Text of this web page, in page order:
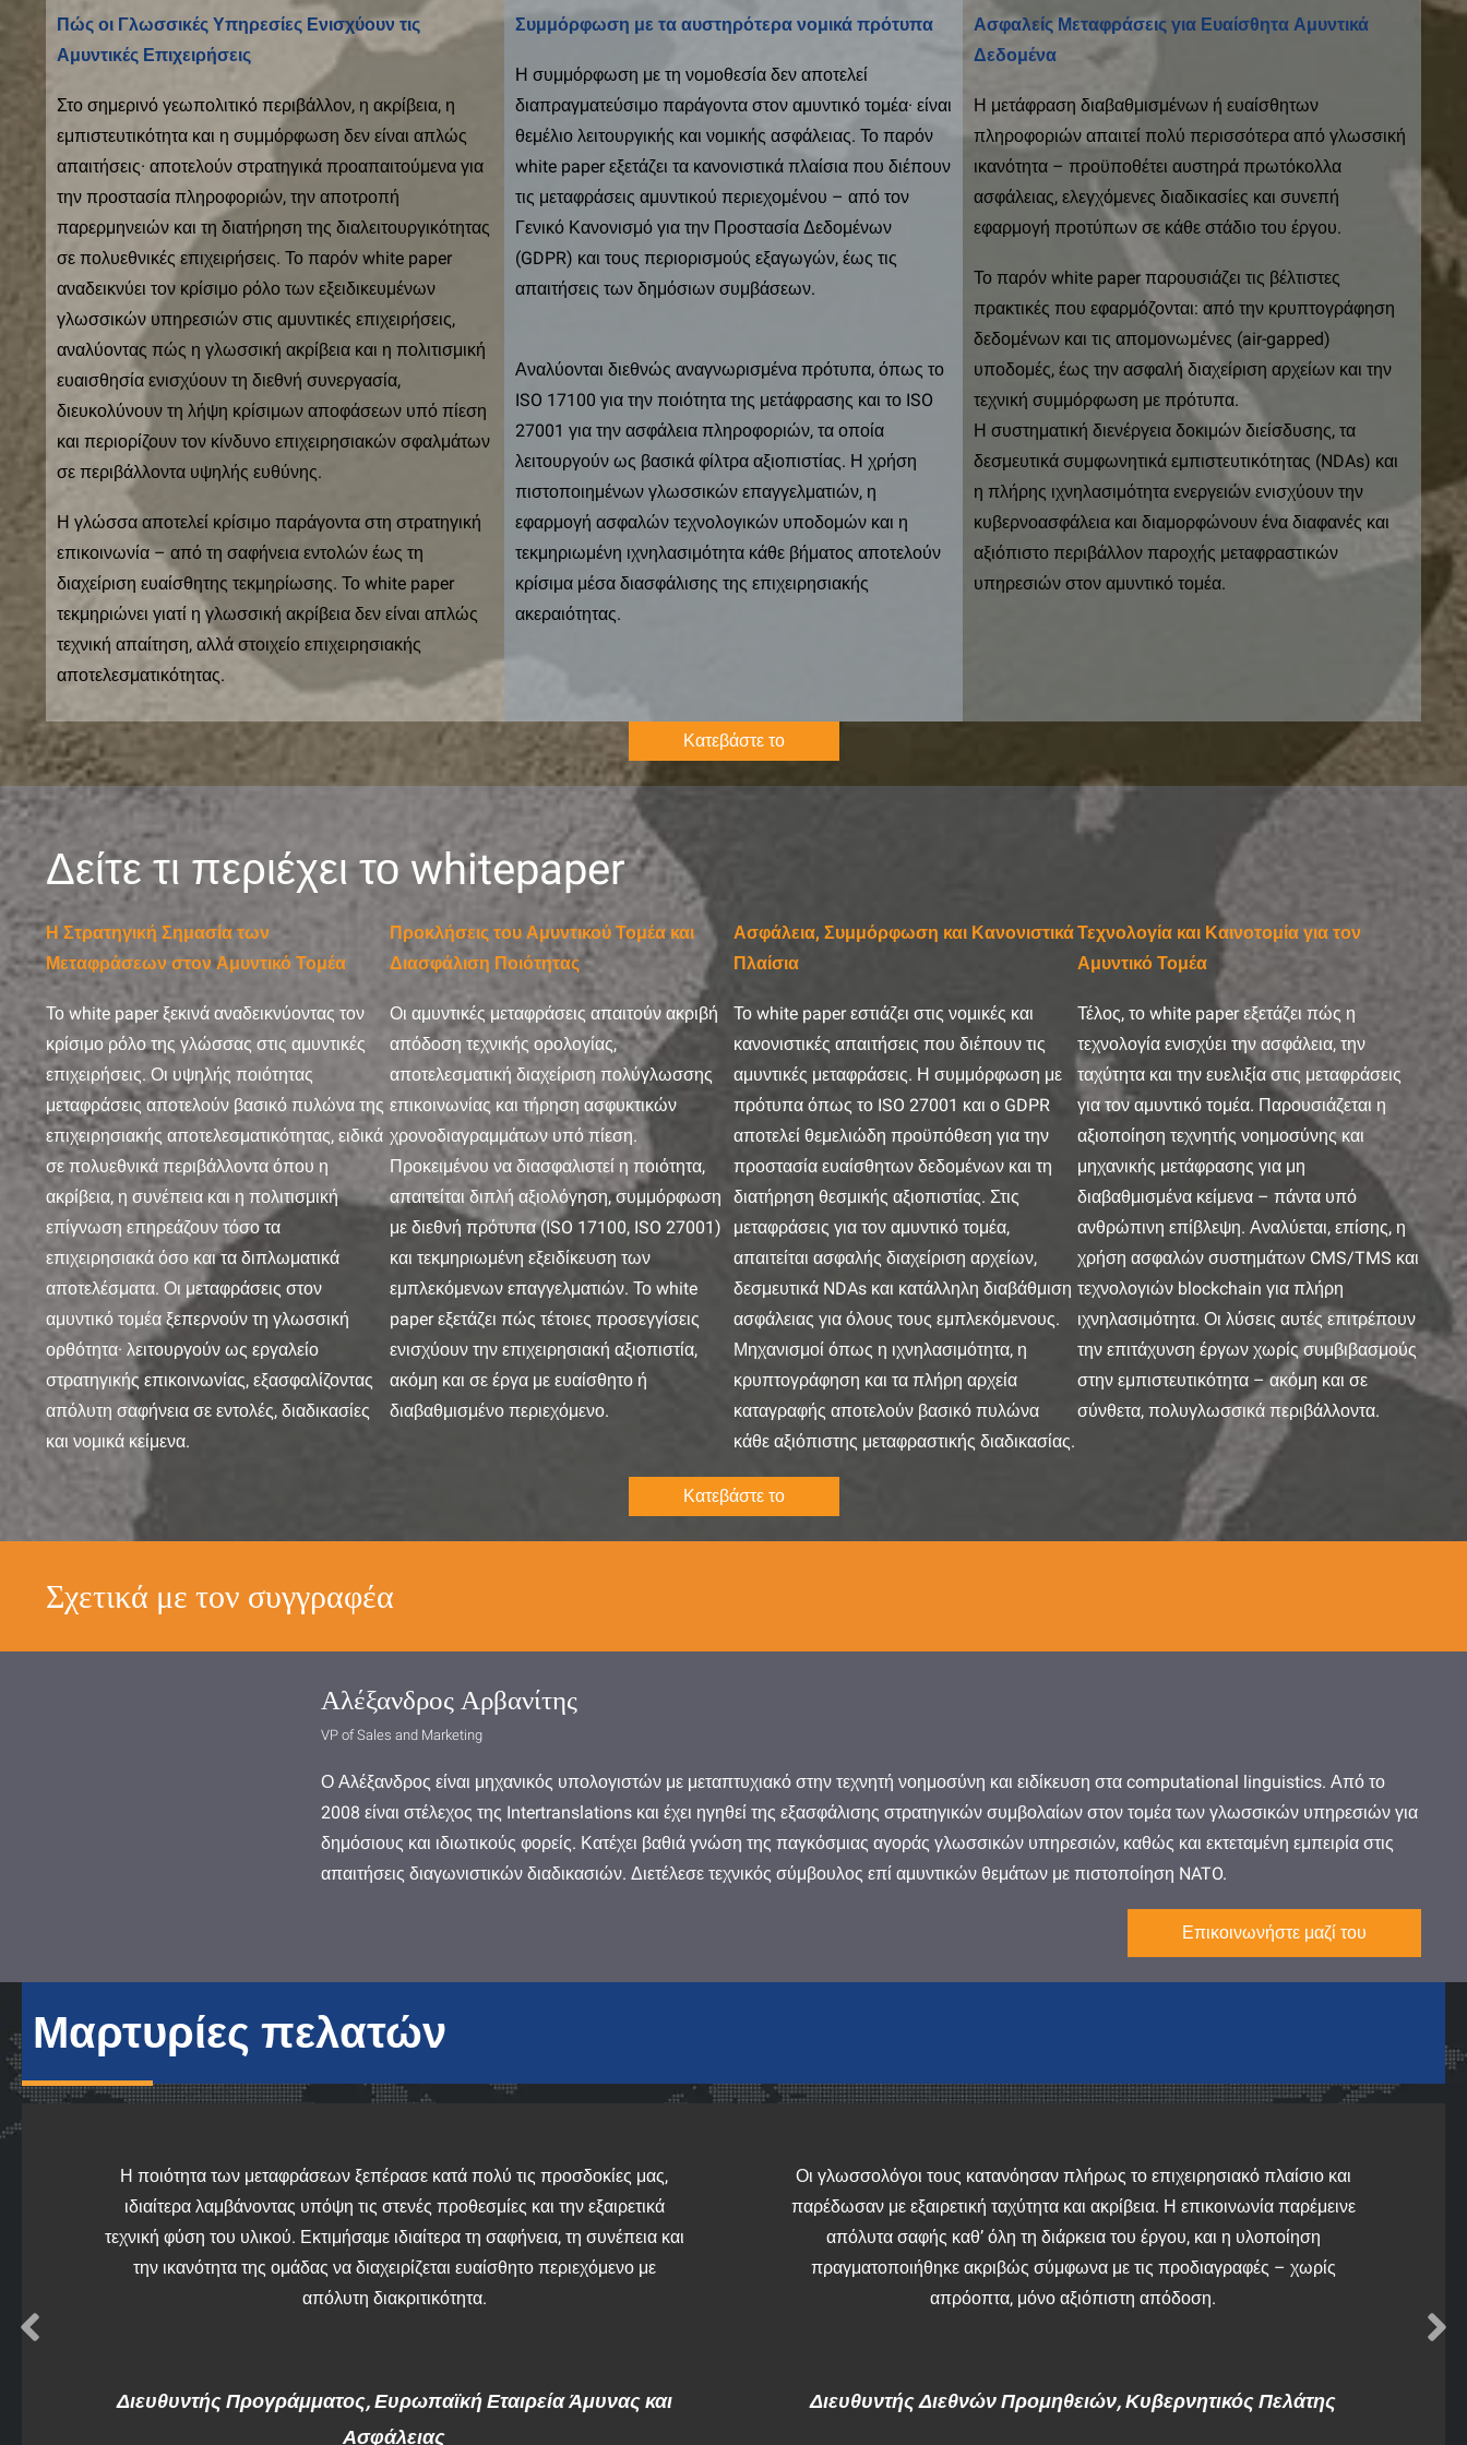
Πώς οι Γλωσσικές Υπηρεσίες Ενισχύουν τις
Αμυντικές Επιχειρήσεις
Στο σημερινό γεωπολιτικό περιβάλλον, η ακρίβεια, η
εμπιστευτικότητα και η συμμόρφωση δεν είναι απλώς
απαιτήσεις· αποτελούν στρατηγικά προαπαιτούμενα για
την προστασία πληροφοριών, την αποτροπή
παρερμηνειών και τη διατήρηση της διαλειτουργικότητας
σε πολυεθνικές επιχειρήσεις. Το παρόν white paper
αναδεικνύει τον κρίσιμο ρόλο των εξειδικευμένων
γλωσσικών υπηρεσιών στις αμυντικές επιχειρήσεις,
αναλύοντας πώς η γλωσσική ακρίβεια και η πολιτισμική
ευαισθησία ενισχύουν τη διεθνή συνεργασία,
διευκολύνουν τη λήψη κρίσιμων αποφάσεων υπό πίεση
και περιορίζουν τον κίνδυνο επιχειρησιακών σφαλμάτων
σε περιβάλλοντα υψηλής ευθύνης.
Η γλώσσα αποτελεί κρίσιμο παράγοντα στη στρατηγική
επικοινωνία – από τη σαφήνεια εντολών έως τη
διαχείριση ευαίσθητης τεκμηρίωσης. Το white paper
τεκμηριώνει γιατί η γλωσσική ακρίβεια δεν είναι απλώς
τεχνική απαίτηση, αλλά στοιχείο επιχειρησιακής
αποτελεσματικότητας.
Συμμόρφωση με τα αυστηρότερα νομικά πρότυπα
Η συμμόρφωση με τη νομοθεσία δεν αποτελεί
διαπραγματεύσιμο παράγοντα στον αμυντικό τομέα· είναι
θεμέλιο λειτουργικής και νομικής ασφάλειας. Το παρόν
white paper εξετάζει τα κανονιστικά πλαίσια που διέπουν
τις μεταφράσεις αμυντικού περιεχομένου – από τον
Γενικό Κανονισμό για την Προστασία Δεδομένων
(GDPR) και τους περιορισμούς εξαγωγών, έως τις
απαιτήσεις των δημόσιων συμβάσεων.
Αναλύονται διεθνώς αναγνωρισμένα πρότυπα, όπως το
ISO 17100 για την ποιότητα της μετάφρασης και το ISO
27001 για την ασφάλεια πληροφοριών, τα οποία
λειτουργούν ως βασικά φίλτρα αξιοπιστίας. Η χρήση
πιστοποιημένων γλωσσικών επαγγελματιών, η
εφαρμογή ασφαλών τεχνολογικών υποδομών και η
τεκμηριωμένη ιχνηλασιμότητα κάθε βήματος αποτελούν
κρίσιμα μέσα διασφάλισης της επιχειρησιακής
ακεραιότητας.
Ασφαλείς Μεταφράσεις για Ευαίσθητα Αμυντικά
Δεδομένα
Η μετάφραση διαβαθμισμένων ή ευαίσθητων
πληροφοριών απαιτεί πολύ περισσότερα από γλωσσική
ικανότητα – προϋποθέτει αυστηρά πρωτόκολλα
ασφάλειας, ελεγχόμενες διαδικασίες και συνεπή
εφαρμογή προτύπων σε κάθε στάδιο του έργου.
Το παρόν white paper παρουσιάζει τις βέλτιστες
πρακτικές που εφαρμόζονται: από την κρυπτογράφηση
δεδομένων και τις απομονωμένες (air-gapped)
υποδομές, έως την ασφαλή διαχείριση αρχείων και την
τεχνική συμμόρφωση με πρότυπα.
Η συστηματική διενέργεια δοκιμών διείσδυσης, τα
δεσμευτικά συμφωνητικά εμπιστευτικότητας (NDAs) και
η πλήρης ιχνηλασιμότητα ενεργειών ενισχύουν την
κυβερνοασφάλεια και διαμορφώνουν ένα διαφανές και
αξιόπιστο περιβάλλον παροχής μεταφραστικών
υπηρεσιών στον αμυντικό τομέα.
Κατεβάστε το
Δείτε τι περιέχει το whitepaper
Η Στρατηγική Σημασία των
Μεταφράσεων στον Αμυντικό Τομέα
Το white paper ξεκινά αναδεικνύοντας τον
κρίσιμο ρόλο της γλώσσας στις αμυντικές
επιχειρήσεις. Οι υψηλής ποιότητας
μεταφράσεις αποτελούν βασικό πυλώνα της
επιχειρησιακής αποτελεσματικότητας, ειδικά
σε πολυεθνικά περιβάλλοντα όπου η
ακρίβεια, η συνέπεια και η πολιτισμική
επίγνωση επηρεάζουν τόσο τα
επιχειρησιακά όσο και τα διπλωματικά
αποτελέσματα. Οι μεταφράσεις στον
αμυντικό τομέα ξεπερνούν τη γλωσσική
ορθότητα· λειτουργούν ως εργαλείο
στρατηγικής επικοινωνίας, εξασφαλίζοντας
απόλυτη σαφήνεια σε εντολές, διαδικασίες
και νομικά κείμενα.
Προκλήσεις του Αμυντικού Τομέα και
Διασφάλιση Ποιότητας
Οι αμυντικές μεταφράσεις απαιτούν ακριβή
απόδοση τεχνικής ορολογίας,
αποτελεσματική διαχείριση πολύγλωσσης
επικοινωνίας και τήρηση ασφυκτικών
χρονοδιαγραμμάτων υπό πίεση.
Προκειμένου να διασφαλιστεί η ποιότητα,
απαιτείται διπλή αξιολόγηση, συμμόρφωση
με διεθνή πρότυπα (ISO 17100, ISO 27001)
και τεκμηριωμένη εξειδίκευση των
εμπλεκόμενων επαγγελματιών. Το white
paper εξετάζει πώς τέτοιες προσεγγίσεις
ενισχύουν την επιχειρησιακή αξιοπιστία,
ακόμη και σε έργα με ευαίσθητο ή
διαβαθμισμένο περιεχόμενο.
Ασφάλεια, Συμμόρφωση και Κανονιστικά
Πλαίσια
Το white paper εστιάζει στις νομικές και
κανονιστικές απαιτήσεις που διέπουν τις
αμυντικές μεταφράσεις. Η συμμόρφωση με
πρότυπα όπως το ISO 27001 και ο GDPR
αποτελεί θεμελιώδη προϋπόθεση για την
προστασία ευαίσθητων δεδομένων και τη
διατήρηση θεσμικής αξιοπιστίας. Στις
μεταφράσεις για τον αμυντικό τομέα,
απαιτείται ασφαλής διαχείριση αρχείων,
δεσμευτικά NDAs και κατάλληλη διαβάθμιση
ασφάλειας για όλους τους εμπλεκόμενους.
Μηχανισμοί όπως η ιχνηλασιμότητα, η
κρυπτογράφηση και τα πλήρη αρχεία
καταγραφής αποτελούν βασικό πυλώνα
κάθε αξιόπιστης μεταφραστικής διαδικασίας.
Τεχνολογία και Καινοτομία για τον
Αμυντικό Τομέα
Τέλος, το white paper εξετάζει πώς η
τεχνολογία ενισχύει την ασφάλεια, την
ταχύτητα και την ευελιξία στις μεταφράσεις
για τον αμυντικό τομέα. Παρουσιάζεται η
αξιοποίηση τεχνητής νοημοσύνης και
μηχανικής μετάφρασης για μη
διαβαθμισμένα κείμενα – πάντα υπό
ανθρώπινη επίβλεψη. Αναλύεται, επίσης, η
χρήση ασφαλών συστημάτων CMS/TMS και
τεχνολογιών blockchain για πλήρη
ιχνηλασιμότητα. Οι λύσεις αυτές επιτρέπουν
την επιτάχυνση έργων χωρίς συμβιβασμούς
στην εμπιστευτικότητα – ακόμη και σε
σύνθετα, πολυγλωσσικά περιβάλλοντα.
Κατεβάστε το
Σχετικά με τον συγγραφέα
Αλέξανδρος Αρβανίτης
VP of Sales and Marketing
Ο Αλέξανδρος είναι μηχανικός υπολογιστών με μεταπτυχιακό στην τεχνητή νοημοσύνη και ειδίκευση στα computational linguistics. Από το
2008 είναι στέλεχος της Intertranslations και έχει ηγηθεί της εξασφάλισης στρατηγικών συμβολαίων στον τομέα των γλωσσικών υπηρεσιών για
δημόσιους και ιδιωτικούς φορείς. Κατέχει βαθιά γνώση της παγκόσμιας αγοράς γλωσσικών υπηρεσιών, καθώς και εκτεταμένη εμπειρία στις
απαιτήσεις διαγωνιστικών διαδικασιών. Διετέλεσε τεχνικός σύμβουλος επί αμυντικών θεμάτων με πιστοποίηση NATO.
Επικοινωνήστε μαζί του
Μαρτυρίες πελατών
Διευθυντής Προγράμματος, Ευρωπαϊκή Εταιρεία Άμυνας και
Ασφάλειας
Η ποιότητα των μεταφράσεων ξεπέρασε κατά πολύ τις προσδοκίες μας,
ιδιαίτερα λαμβάνοντας υπόψη τις στενές προθεσμίες και την εξαιρετικά
τεχνική φύση του υλικού. Εκτιμήσαμε ιδιαίτερα τη σαφήνεια, τη συνέπεια και
την ικανότητα της ομάδας να διαχειρίζεται ευαίσθητο περιεχόμενο με
απόλυτη διακριτικότητα.
Διευθυντής Διεθνών Προμηθειών, Κυβερνητικός Πελάτης
Οι γλωσσολόγοι τους κατανόησαν πλήρως το επιχειρησιακό πλαίσιο και
παρέδωσαν με εξαιρετική ταχύτητα και ακρίβεια. Η επικοινωνία παρέμεινε
απόλυτα σαφής καθ’ όλη τη διάρκεια του έργου, και η υλοποίηση
πραγματοποιήθηκε ακριβώς σύμφωνα με τις προδιαγραφές – χωρίς
απρόοπτα, μόνο αξιόπιστη απόδοση.